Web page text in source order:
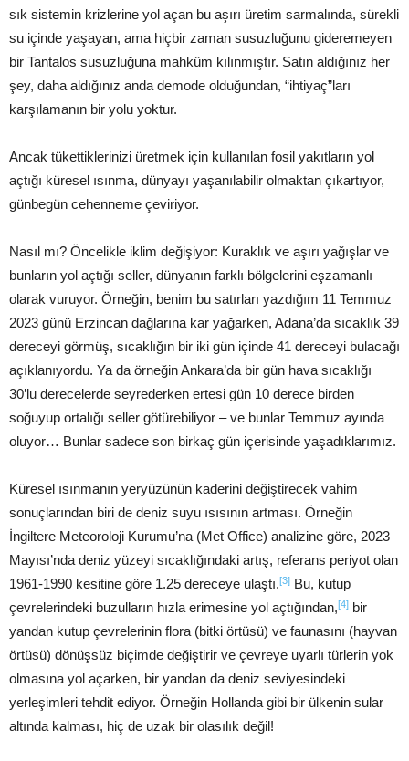
sık sistemin krizlerine yol açan bu aşırı üretim sarmalında, sürekli
su içinde yaşayan, ama hiçbir zaman susuzluğunu gideremeyen
bir Tantalos susuzluğuna mahkûm kılınmıştır. Satın aldığınız her
şey, daha aldığınız anda demode olduğundan, “ihtiyaç”ları
karşılamanın bir yolu yoktur.
Ancak tükettiklerinizi üretmek için kullanılan fosil yakıtların yol
açtığı küresel ısınma, dünyayı yaşanılabilir olmaktan çıkartıyor,
günbegün cehenneme çeviriyor.
Nasıl mı? Öncelikle iklim değişiyor: Kuraklık ve aşırı yağışlar ve
bunların yol açtığı seller, dünyanın farklı bölgelerini eşzamanlı
olarak vuruyor. Örneğin, benim bu satırları yazdığım 11 Temmuz
2023 günü Erzincan dağlarına kar yağarken, Adana’da sıcaklık 39
dereceyi görmüş, sıcaklığın bir iki gün içinde 41 dereceyi bulacağı
açıklanıyordu. Ya da örneğin Ankara’da bir gün hava sıcaklığı
30’lu derecelerde seyrederken ertesi gün 10 derece birden
soğuyup ortalığı seller götürebiliyor – ve bunlar Temmuz ayında
oluyor… Bunlar sadece son birkaç gün içerisinde yaşadıklarımız.
Küresel ısınmanın yeryüzünün kaderini değiştirecek vahim
sonuçlarından biri de deniz suyu ısısının artması. Örneğin
İngiltere Meteoroloji Kurumu’na (Met Office) analizine göre, 2023
Mayısı’nda deniz yüzeyi sıcaklığındaki artış, referans periyot olan
1961-1990 kesitine göre 1.25 dereceye ulaştı.[3] Bu, kutup
çevrelerindeki buzulların hızla erimesine yol açtığından,[4] bir
yandan kutup çevrelerinin flora (bitki örtüsü) ve faunasını (hayvan
örtüsü) dönüşsüz biçimde değiştirir ve çevreye uyarlı türlerin yok
olmasına yol açarken, bir yandan da deniz seviyesindeki
yerleşimleri tehdit ediyor. Örneğin Hollanda gibi bir ülkenin sular
altında kalması, hiç de uzak bir olasılık değil!